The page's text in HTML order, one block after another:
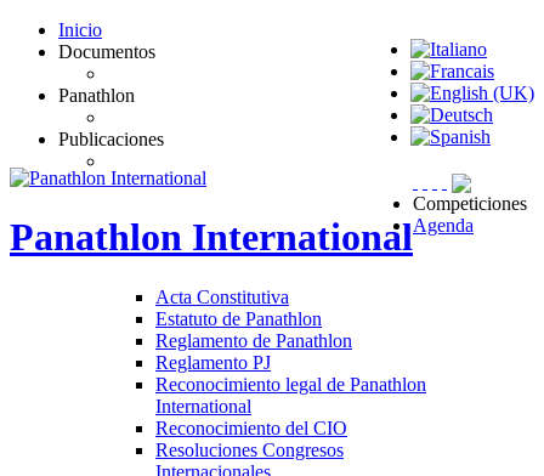
Panathlon International
Inicio
Documentos
Acta Constitutiva
Estatuto de Panathlon
Reglamento de Panathlon
Reglamento PJ
Reconocimiento legal de Panathlon
International
Reconocimiento del CIO
Resoluciones Congresos
Internacionales
Panathlon
Publicaciones
Competiciones
Agenda